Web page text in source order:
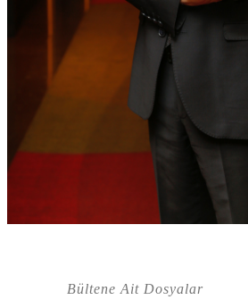
Bültene Ait Dosyalar